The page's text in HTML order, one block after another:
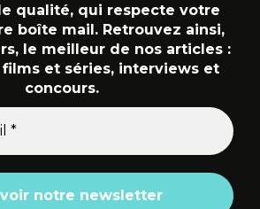
qualité, qui respecte votre
boîte mail. Retrouvez ainsi,
le meilleur de nos articles :
et séries, interviews et
concours.